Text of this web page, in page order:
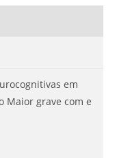
em
Maior grave com e